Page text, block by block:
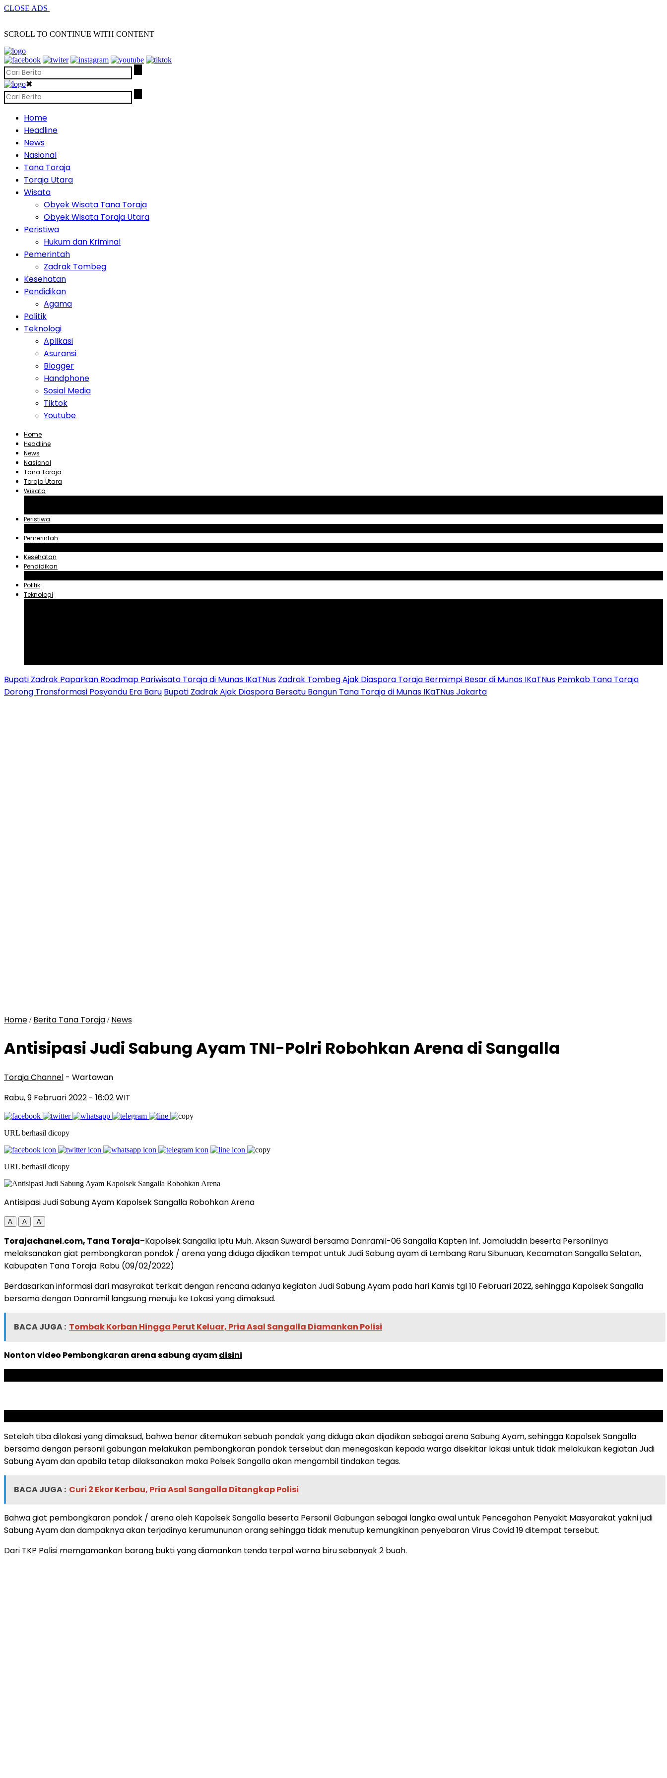
CLOSE ADS
SCROLL TO CONTINUE WITH CONTENT
✖
Home
Headline
News
Nasional
Tana Toraja
Toraja Utara
Wisata
Obyek Wisata Tana Toraja
Obyek Wisata Toraja Utara
Peristiwa
Hukum dan Kriminal
Pemerintah
Zadrak Tombeg
Kesehatan
Pendidikan
Agama
Politik
Teknologi
Aplikasi
Asuransi
Blogger
Handphone
Sosial Media
Tiktok
Youtube
Home
Headline
News
Nasional
Tana Toraja
Toraja Utara
Wisata
Peristiwa
Pemerintah
Kesehatan
Pendidikan
Politik
Teknologi
Bupati Zadrak Paparkan Roadmap Pariwisata Toraja di Munas IKaTNus Zadrak Tombeg Ajak Diaspora Toraja Bermimpi Besar di Munas IKaTNus Pemkab Tana Toraja
Dorong Transformasi Posyandu Era Baru Bupati Zadrak Ajak Diaspora Bersatu Bangun Tana Toraja di Munas IKaTNus Jakarta
Home / Berita Tana Toraja / News
Antisipasi Judi Sabung Ayam TNI-Polri Robohkan Arena di Sangalla
Toraja Channel - Wartawan
Rabu, 9 Februari 2022 - 16:02 WIT
URL berhasil dicopy
URL berhasil dicopy
Antisipasi Judi Sabung Ayam Kapolsek Sangalla Robohkan Arena
A A A
Torajachanel.com, Tana Toraja–Kapolsek Sangalla Iptu Muh. Aksan Suwardi bersama Danramil-06 Sangalla Kapten Inf. Jamaluddin beserta Personilnya
melaksanakan giat pembongkaran pondok / arena yang diduga dijadikan tempat untuk Judi Sabung ayam di Lembang Raru Sibunuan, Kecamatan Sangalla Selatan,
Kabupaten Tana Toraja. Rabu (09/02/2022)
Berdasarkan informasi dari masyrakat terkait dengan rencana adanya kegiatan Judi Sabung Ayam pada hari Kamis tgl 10 Februari 2022, sehingga Kapolsek Sangalla
bersama dengan Danramil langsung menuju ke Lokasi yang dimaksud.
BACA JUGA : Tombak Korban Hingga Perut Keluar, Pria Asal Sangalla Diamankan Polisi
Nonton video Pembongkaran arena sabung ayamdisini
Setelah tiba dilokasi yang dimaksud, bahwa benar ditemukan sebuah pondok yang diduga akan dijadikan sebagai arena Sabung Ayam, sehingga Kapolsek Sangalla
bersama dengan personil gabungan melakukan pembongkaran pondok tersebut dan menegaskan kepada warga disekitar lokasi untuk tidak melakukan kegiatan Judi
Sabung Ayam dan apabila tetap dilaksanakan maka Polsek Sangalla akan mengambil tindakan tegas.
BACA JUGA : Curi 2 Ekor Kerbau, Pria Asal Sangalla Ditangkap Polisi
Bahwa giat pembongkaran pondok / arena oleh Kapolsek Sangalla beserta Personil Gabungan sebagai langka awal untuk Pencegahan Penyakit Masyarakat yakni judi
Sabung Ayam dan dampaknya akan terjadinya kerumununan orang sehingga tidak menutup kemungkinan penyebaran Virus Covid 19 ditempat tersebut.
Dari TKP Polisi memgamankan barang bukti yang diamankan tenda terpal warna biru sebanyak 2 buah.